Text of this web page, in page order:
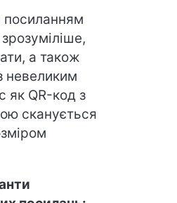
посиланням
а також
невеликим
як QR-код з
сканується